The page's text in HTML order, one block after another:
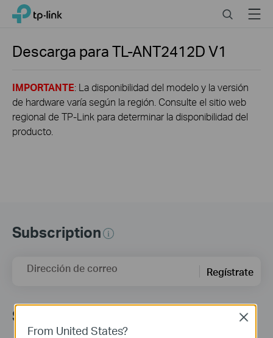
Click
navigation
TP-Link, Reliably Smart SearchMenu
Descarga paraTL-ANT2412DV1
IMPORTANTE: La disponibilidad del modelo y la versión
de hardware varía según la región. Consulte el sitio web
regional de TP-Link para determinar la disponibilidad del
producto.
Subscription
Dirección de correo Regístrate
Síguenos
From United States?
Close